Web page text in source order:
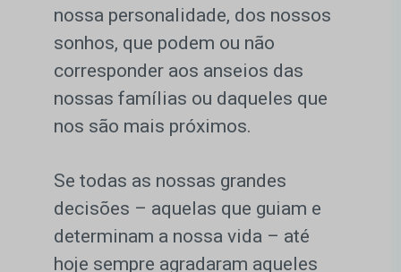
nossa personalidade, dos nossos
sonhos, que podem ou não
corresponder aos anseios das
nossas famílias ou daqueles que
nos são mais próximos.
Se todas as nossas grandes
decisões – aquelas que guiam e
determinam a nossa vida – até
hoje sempre agradaram aqueles